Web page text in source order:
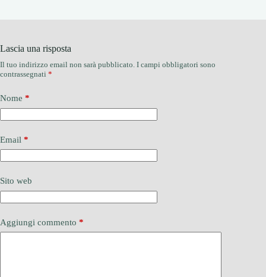
Lascia una risposta
Il tuo indirizzo email non sarà pubblicato. I campi obbligatori sono
contrassegnati *
Nome *
Email *
Sito web
Aggiungi commento *